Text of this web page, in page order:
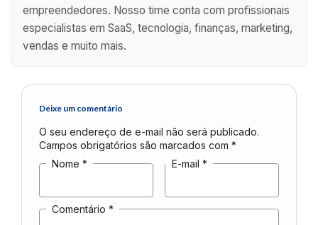
empreendedores. Nosso time conta com profissionais
especialistas em SaaS, tecnologia, finanças, marketing,
vendas e muito mais.
Deixe um comentário
O seu endereço de e-mail não será publicado.
Campos obrigatórios são marcados com *
Nome * E-mail *
Comentário *